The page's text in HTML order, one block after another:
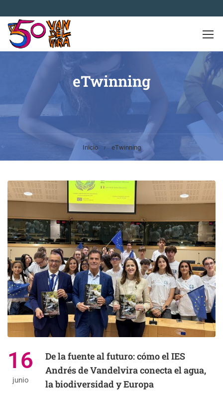
eTwinning
Inicio eTwinning
16
junio
De la fuente al futuro: cómo el IES
Andrés de Vandelvira conecta el agua,
la biodiversidad y Europa